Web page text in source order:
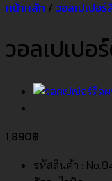
หน้าหลัก / วอลเปเปอ
วอลเปเปอ
1,890฿
รหัสสินค้า :